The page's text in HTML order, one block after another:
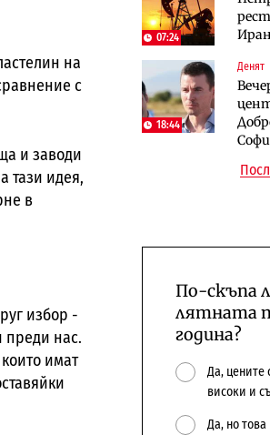
на
с
и заводи
тази идея,
в
избор -
преди нас.
имат
07:24
18:44
Денят
А1
По-скъпа
лятната
година?
Да, цените
високи и
Да, но